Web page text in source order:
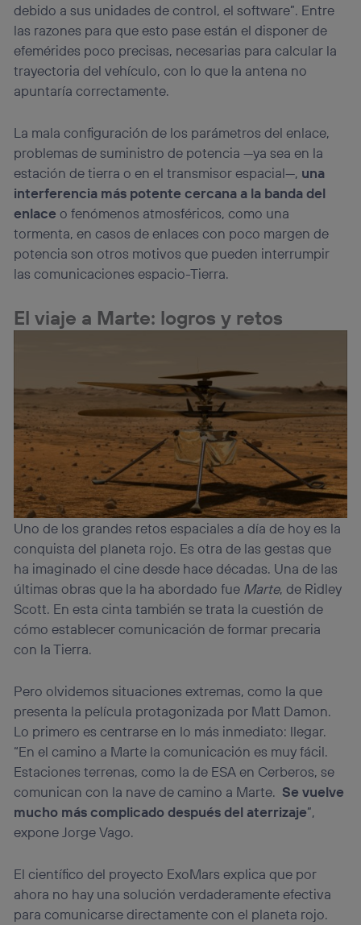
debido a sus unidades de control, el software”. Entre
las razones para que esto pase están el disponer de
efemérides poco precisas, necesarias para calcular la
trayectoria del vehículo, con lo que la antena no
apuntaría correctamente.
La mala configuración de los parámetros del enlace,
problemas de suministro de potencia —ya sea en la
estación de tierra o en el transmisor espacial—, una
interferencia más potente cercana a la banda del
enlace o fenómenos atmosféricos, como una
tormenta, en casos de enlaces con poco margen de
potencia son otros motivos que pueden interrumpir
las comunicaciones espacio-Tierra.
El viaje a Marte: logros y retos
Uno de los grandes retos espaciales a día de hoy es la
conquista del planeta rojo. Es otra de las gestas que
ha imaginado el cine desde hace décadas. Una de las
últimas obras que la ha abordado fue Marte, de Ridley
Scott. En esta cinta también se trata la cuestión de
cómo establecer comunicación de formar precaria
con la Tierra.
Pero olvidemos situaciones extremas, como la que
presenta la película protagonizada por Matt Damon.
Lo primero es centrarse en lo más inmediato: llegar.
“En el camino a Marte la comunicación es muy fácil.
Estaciones terrenas, como la de ESA en Cerberos, se
comunican con la nave de camino a Marte.Se vuelve
mucho más complicado después del aterrizaje”,
expone Jorge Vago.
El científico del proyecto ExoMars explica que por
ahora no hay una solución verdaderamente efectiva
para comunicarse directamente con el planeta rojo.